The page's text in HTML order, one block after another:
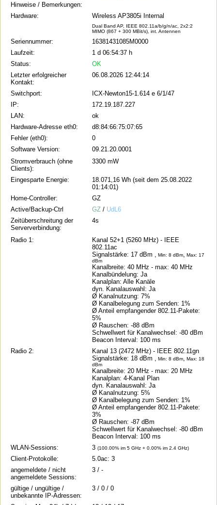
Computer-
Medienservice
Hinweise / Bemerkungen:
Hardware:
Wireless AP3805i Internal
Dual Band AP, IEEE 802.11a/b/g/n/ac, 2x2:2
MIMO (867 + 300 MBit/s), int. Antennen
Seriennummer:
16381431085M0000
Laufzeit:
1 d 06:54:37 h
Status:
OK
Letzter erfolgreicher
Kontakt:
06.08.2026 12:44:14
Switchport:
ICX-Newton15-1.614 e 6/1/47
IP:
172.19.187.227
LAN:
ok
Hardware-Adresse eth0:
d8:84:66:75:07:65
Fehler (eth0):
0
Software Version:
09.21.20.0001
Stromverbrauch (ohne
Clients):
3300 mW
Eingesparte Energie:
18.071,16 Wh (seit dem 25.08.2022
01:14:01)
Home-Controller:
GZ
Active/Backup-Ctrl
GZ / UdL6
Zeitüberschreitung der
Serververbindung:
4s
Radio 1:
Kanal 52+1 (5260 MHz) - IEEE
802.11ac
Signalstärke: 17 dBm ,
Min: 8 dBm
Max: 17
dBm
Kanalbreite: 40 MHz- max: 40 MHz
Kanalbündelung: Ja
Kanalplan: Alle Kanäle
dyn. Kanalauswahl: Ja
Ø Kanalnutzung: 7%
Ø Kanalbelegung zum Senden: 1%
Ø Anteil empfangender 802.11-Pakete:
5%
Ø Rauschen: -88 dBm
Schwellwert für Kanalwechsel: -80 dBm
Beacon Interval: 100 ms
Radio 2:
Kanal 13 (2472 MHz) - IEEE 802.11gn
Signalstärke: 18 dBm ,
Min: 8 dBm
Max: 18
dBm
Kanalbreite: 20 MHz- max: 20 MHz
Kanalplan: 4-Kanal Plan
dyn. Kanalauswahl: Ja
Ø Kanalnutzung: 5%
Ø Kanalbelegung zum Senden: 1%
Ø Anteil empfangender 802.11-Pakete:
3%
Ø Rauschen: -87 dBm
Schwellwert für Kanalwechsel: -80 dBm
Beacon Interval: 100 ms
WLAN-Sessions:
3(100.00% im 5 GHz + 0.00% im 2.4 GHz)
Client-Protokolle:
5.0ac: 3
angemeldete / nicht
angemeldete Sessions:
3 / -
gültige / ungültige /
unbekannte IP-Adressen:
3 / 0 / 0